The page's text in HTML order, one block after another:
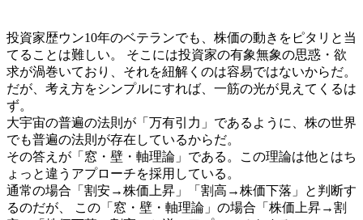
投資家歴ウン10年のベテランでも、株価の動きをピタリと当
てることは難しい。 そこには投資家の有象無象の思惑・欲
求が渦巻いており、それを紐解くのは容易ではないからだ。
だが、考え方をシンプルにすれば、一筋の光が見えてくるは
ず。
大宇宙の普遍の法則が「万有引力」であるように、株の世界
でも普遍の法則が存在しているからだ。
その答えが「窓・壁・軸理論」である。この理論は他とはち
ょっと違うアプローチを採用している。
通常の場合「割安→株価上昇」「割高→株価下落」と判断す
るのだが、 この「窓・壁・軸理論」の場合「株価上昇→割